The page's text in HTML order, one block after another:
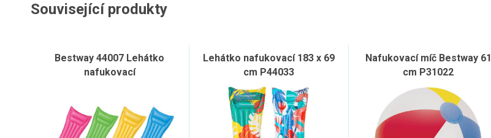
Související produkty
Bestway 44007 Lehátko
nafukovací
Lehátko nafukovací 183 x 69
cm P44033
Nafukovací míč Bestway 61
cm P31022